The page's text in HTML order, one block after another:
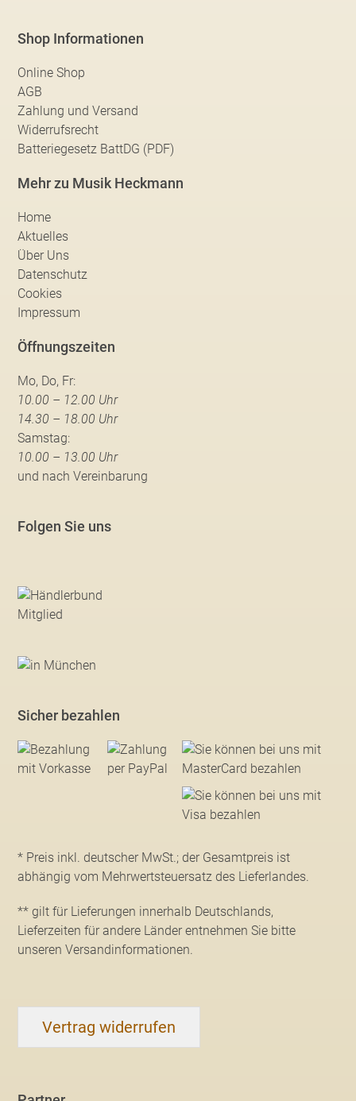
Shop Informationen
Online Shop
AGB
Zahlung und Versand
Widerrufsrecht
Batteriegesetz BattDG (PDF)
Mehr zu Musik Heckmann
Home
Aktuelles
Über Uns
Datenschutz
Cookies
Impressum
Öffnungszeiten
Mo, Do, Fr:
10.00 – 12.00 Uhr
14.30 – 18.00 Uhr
Samstag:
10.00 – 13.00 Uhr
und nach Vereinbarung
Folgen Sie uns
Sicher bezahlen
* Preis inkl. deutscher MwSt.; der Gesamtpreis ist
abhängig vom Mehrwertsteuersatz des Lieferlandes.
** gilt für Lieferungen innerhalb Deutschlands,
Lieferzeiten für andere Länder entnehmen Sie bitte
unseren Versandinformationen.
Vertrag widerrufen